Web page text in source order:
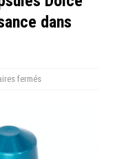
dans
fermés